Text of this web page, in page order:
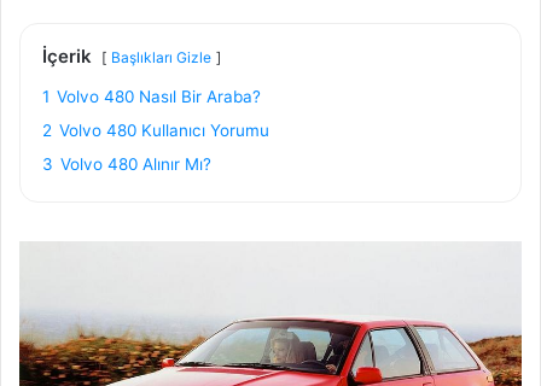
İçerik Başlıkları Gizle
1 Volvo 480 Nasıl Bir Araba?
2 Volvo 480 Kullanıcı Yorumu
3 Volvo 480 Alınır Mı?